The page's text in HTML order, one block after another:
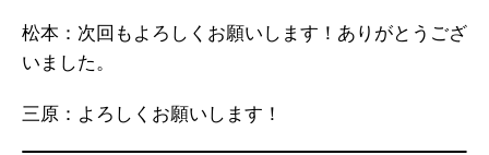
松本：次回もよろしくお願いします！ありがとうござ
いました。
三原：よろしくお願いします！